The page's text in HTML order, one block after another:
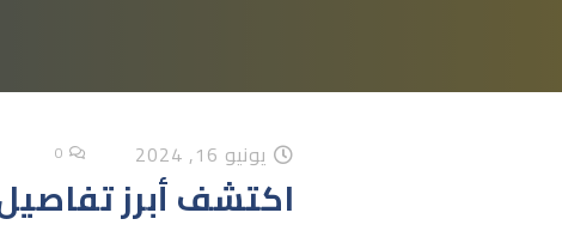
يونيو 16, 2024 0
اكتشف أبرز